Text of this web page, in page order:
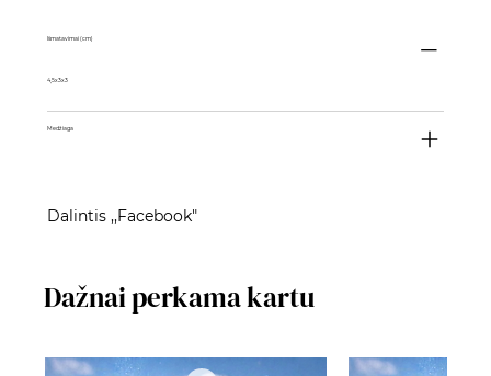
Išmatavimai (cm)
4,5x3x3
Medžiaga
Dalintis ,,Facebook"
Dažnai perkama kartu